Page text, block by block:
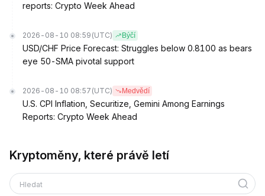
reports: Crypto Week Ahead
2026-08-10 08:59 (UTC) Býčí
USD/CHF Price Forecast: Struggles below 0.8100 as bears
eye 50-SMA pivotal support
2026-08-10 08:57 (UTC) Medvědí
U.S. CPI Inflation, Securitize, Gemini Among Earnings
Reports: Crypto Week Ahead
Kryptoměny, které právě letí
Hledat